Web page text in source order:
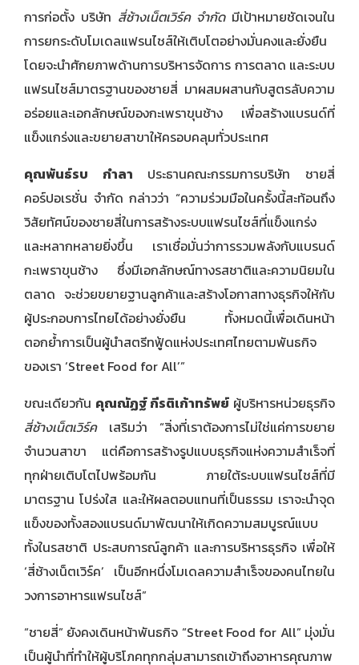
การก่อตั้ง บริษัท สี่ช้างเน็ตเวิร์ค จำกัดมีเป้าหมายชัดเจนใน
การยกระดับโมเดลแฟรนไชส์ให้เติบโตอย่างมั่นคงและยั่งยืน
โดยจะนำศักยภาพด้านการบริหารจัดการ การตลาด และระบบ
แฟรนไชส์มาตรฐานของชายสี่ มาผสมผสานกับสูตรลับความ
อร่อยและเอกลักษณ์ของกะเพราขุนช้าง เพื่อสร้างแบรนด์ที่
แข็งแกร่งและขยายสาขาให้ครอบคลุมทั่วประเทศ
คุณพันธ์รบ กำลา ประธานคณะกรรมการบริษัท ชายสี่
คอร์ปอเรชั่น จำกัด กล่าวว่า “ความร่วมมือในครั้งนี้สะท้อนถึง
วิสัยทัศน์ของชายสี่ในการสร้างระบบแฟรนไชส์ที่แข็งแกร่ง
และหลากหลายยิ่งขึ้น เราเชื่อมั่นว่าการรวมพลังกับแบรนด์
กะเพราขุนช้าง ซึ่งมีเอกลักษณ์ทางรสชาติและความนิยมใน
ตลาด จะช่วยขยายฐานลูกค้าและสร้างโอกาสทางธุรกิจให้กับ
ผู้ประกอบการไทยได้อย่างยั่งยืน ทั้งหมดนี้เพื่อเดินหน้า
ตอกย้ำการเป็นผู้นำสตรีทฟู้ดแห่งประเทศไทยตามพันธกิจ
ของเรา ‘Street Food for All’”
ขณะเดียวกัน คุณณัฏฐ์ กีรติเก้าทรัพย์ ผู้บริหารหน่วยธุรกิจ
สี่ช้างเน็ตเวิร์คเสริมว่า “สิ่งที่เราต้องการไม่ใช่แค่การขยาย
จำนวนสาขา แต่คือการสร้างรูปแบบธุรกิจแห่งความสำเร็จที่
ทุกฝ่ายเติบโตไปพร้อมกัน ภายใต้ระบบแฟรนไชส์ที่มี
มาตรฐาน โปร่งใส และให้ผลตอบแทนที่เป็นธรรม เราจะนำจุด
แข็งของทั้งสองแบรนด์มาพัฒนาให้เกิดความสมบูรณ์แบบ
ทั้งในรสชาติ ประสบการณ์ลูกค้า และการบริหารธุรกิจ เพื่อให้
‘สี่ช้างเน็ตเวิร์ค’ เป็นอีกหนึ่งโมเดลความสำเร็จของคนไทยใน
วงการอาหารแฟรนไชส์”
“ชายสี่” ยังคงเดินหน้าพันธกิจ “Street Food for All” มุ่งมั่น
เป็นผู้นำที่ทำให้ผู้บริโภคทุกกลุ่มสามารถเข้าถึงอาหารคุณภาพ